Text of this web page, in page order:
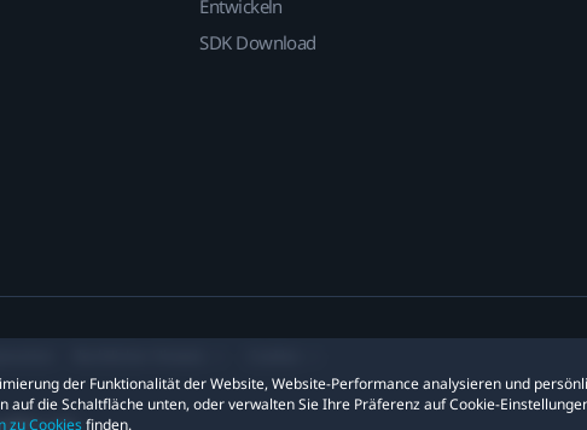
der Funktionalität der Website, Website-Performance analysieren und
auf die Schaltfläche unten, oder verwalten Sie Ihre Präferenz auf Cookie-
zu Cookiesfinden.
Entwickeln
SDK Download